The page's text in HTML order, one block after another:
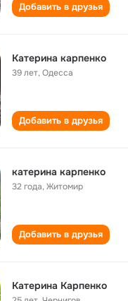
Добавить в друзья
Катерина карпенко
39 лет,Одесса
Добавить в друзья
катерина карпенко
32 года,Житомир
Добавить в друзья
Катерина Карпенко